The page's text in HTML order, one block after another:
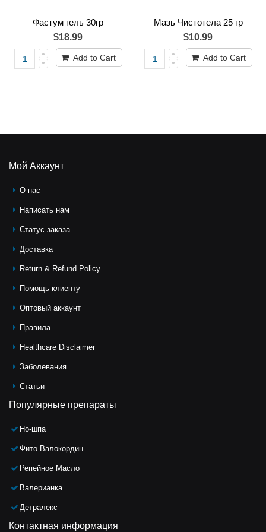
Фастум гель 30гр
$18.99
Add to Cart
Мазь Чистотела 25 гр
$10.99
Add to Cart
Мой Аккаунт
О нас
Написать нам
Статус заказа
Доставка
Return & Refund Policy
Помощь клиeнту
Оптовый аккаунт
Правила
Healthcare Disclaimer
Заболевания
Статьи
Популярные препараты
Но-шпа
Фито Валокордин
Репейное Масло
Валерианка
Детралекс
Контактная информация